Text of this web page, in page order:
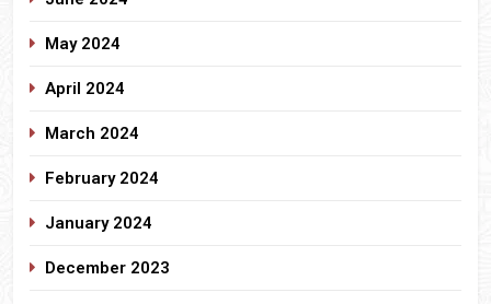
May 2024
April 2024
March 2024
February 2024
January 2024
December 2023